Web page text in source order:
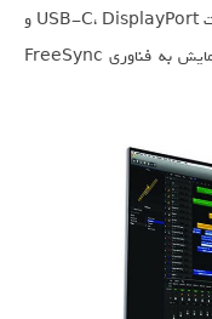
می‌رود. از مشخصات این مانیتور می‌توانیم به پورت USB-C، DisplayPort و
دو پورت HDMI 2.0 اشاره کنیم. این صفحه نمایش به فناوری FreeSync